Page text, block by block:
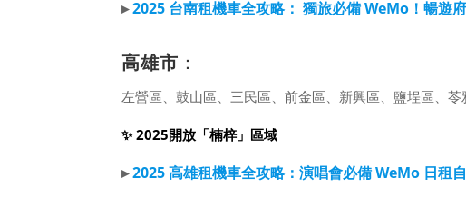
▸2025 台南租機車全攻略： 獨旅必備 WeMo！暢遊
高雄市 ：
左營區、鼓山區、三民區、前金區、新興區、鹽埕區、
✨ 2025開放「楠梓」區域
▸2025 高雄租機車全攻略：演唱會必備 WeMo 日租